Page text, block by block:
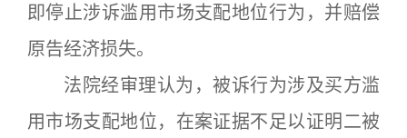
即停止涉诉滥用市场支配地位行为，并赔偿
原告经济损失。
法院经审理认为，被诉行为涉及买方滥
用市场支配地位，在案证据不足以证明二被